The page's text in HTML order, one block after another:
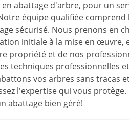
abattage d'arbre, pour un
équipe qualifiée comprend
sécurisé. Nous prenons en
initiale à la mise en œuvre,
propriété et de nos
techniques professionnelles
vos arbres sans tracas
l'expertise qui vous
abattage bien géré!